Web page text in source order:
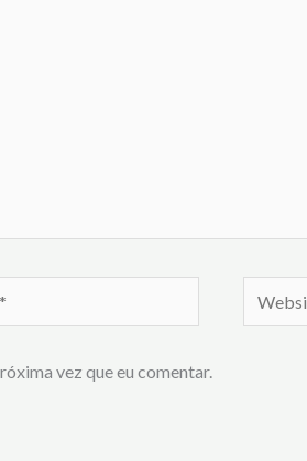
Website
vez que eu comentar.